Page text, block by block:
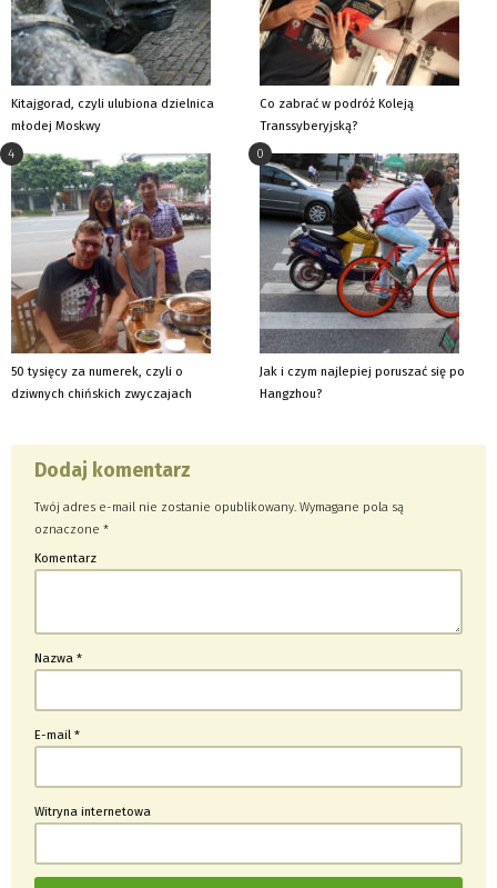
Kitajgorad, czyli ulubiona dzielnica
młodej Moskwy
Co zabrać w podróż Koleją
Transsyberyjską?
50 tysięcy za numerek, czyli o
dziwnych chińskich zwyczajach
4
Jak i czym najlepiej poruszać się po
Hangzhou?
0
Dodaj komentarz
Twój adres e-mail nie zostanie opublikowany. Wymagane pola są
oznaczone*
Komentarz
Nazwa*
E-mail*
Witryna internetowa